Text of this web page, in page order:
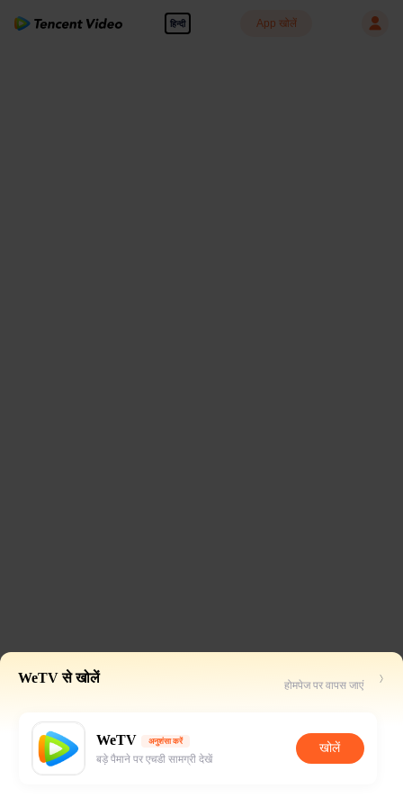
हिन्दी App खोलें
WeTV से खोलें होमपेज पर वापस जाएं
WeTV अनुशंसा करें
बड़े पैमाने पर एचडी सामग्री देखें
खोलें